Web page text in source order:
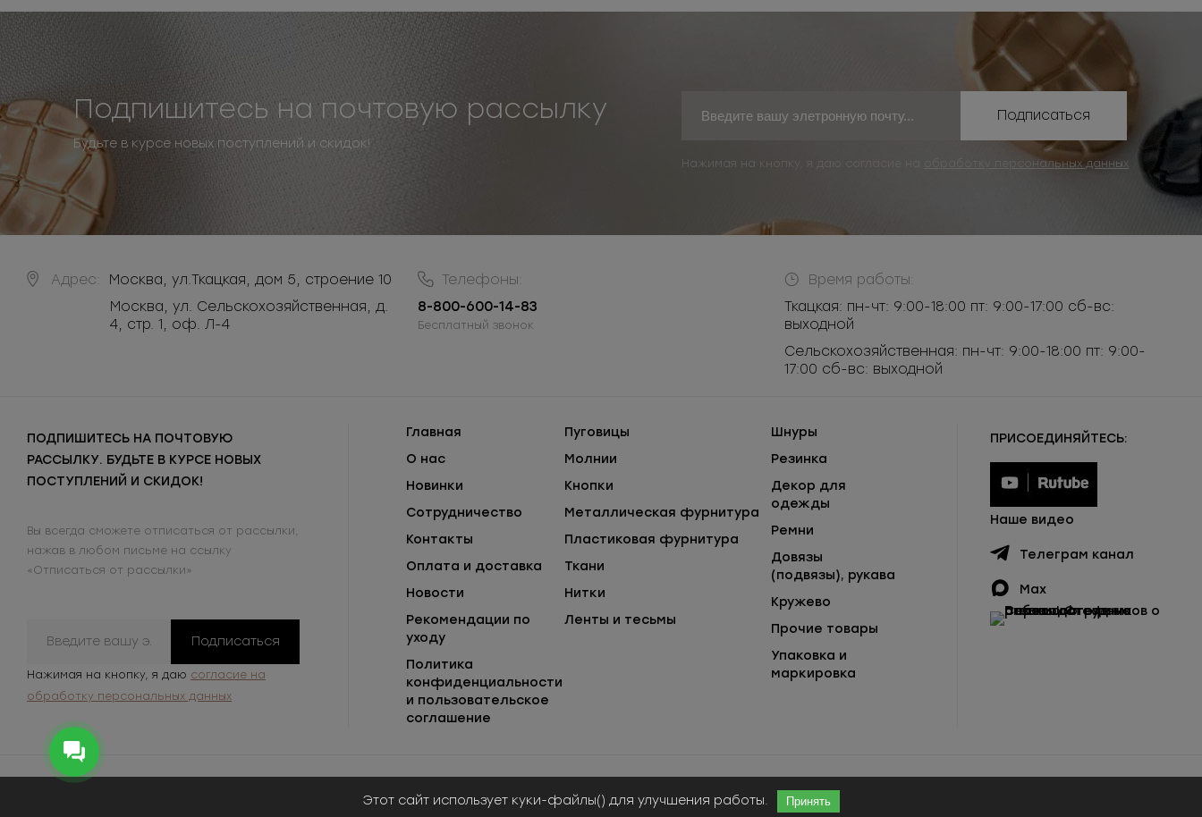
Подпишитесь на почтовую рассылку
Будьте в курсе новых поступлений и скидок!
Подписаться
Нажимая на кнопку, я даю согласие на обработку персональных данных
Адрес: Москва, ул.Ткацкая, дом 5, строение 10
Москва, ул. Сельскохозяйственная, д.
4, стр. 1, оф. Л-4
Телефоны:
8-800-600-14-83
Бесплатный звонок
Время работы:
Ткацкая: пн-чт: 9:00-18:00 пт: 9:00-17:00 сб-вс:
выходной
Сельскохозяйственная: пн-чт: 9:00-18:00 пт: 9:00-
17:00 сб-вс: выходной
ПОДПИШИТЕСЬ НА ПОЧТОВУЮ
РАССЫЛКУ. БУДЬТЕ В КУРСЕ НОВЫХ
ПОСТУПЛЕНИЙ И СКИДОК!
Вы всегда сможете отписаться от рассылки,
нажав в любом письме на ссылку
«Отписаться от рассылки»
Подписаться
Нажимая на кнопку, я даю согласие на
обработку персональных данных
Главная
О нас
Новинки
Сотрудничество
Контакты
Оплата и доставка
Новости
Рекомендации по
уходу
Политика
конфиденциальности
и пользовательское
соглашение
Пуговицы
Молнии
Кнопки
Металлическая фурнитура
Пластиковая фурнитура
Ткани
Нитки
Ленты и тесьмы
Шнуры
Резинка
Декор для
одежды
Ремни
Довязы
(подвязы), рукава
Кружево
Прочие товары
Упаковка и
маркировка
ПРИСОЕДИНЯЙТЕСЬ:
Наше видео
Телеграм канал
Max
Этот сайт использует куки-файлы() для улучшения работы. Принять